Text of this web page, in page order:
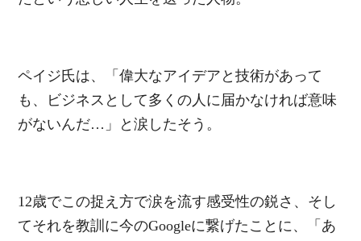
ペイジ氏は、「偉大なアイデアと技術があって
も、ビジネスとして多くの人に届かなければ意味
がないんだ…」と涙したそう。
12歳でこの捉え方で涙を流す感受性の鋭さ、そし
てそれを教訓に今のGoogleに繋げたことに、「あ